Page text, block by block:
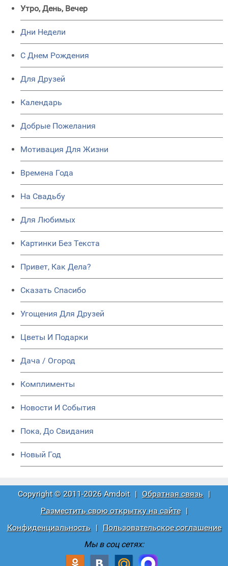
Утро, День, Вечер
Дни Недели
C Днем Рождения
Для Друзей
Календарь
Добрые Пожелания
Мотивация Для Жизни
Времена Года
На Свадьбу
Для Любимых
Картинки Без Текста
Привет, Как Дела?
Сказать Спасибо
Угощения Для Друзей
Цветы И Подарки
Дача / Огород
Комплименты
Новости И События
Пока, До Свидания
Новый Год
Copyright © 2011-2026 Amdoit | Обратная связь |
Разместить свою открытку на сайте
|
Конфиденциальность
|
Пользовательское соглашение
Мы в соц сетях: